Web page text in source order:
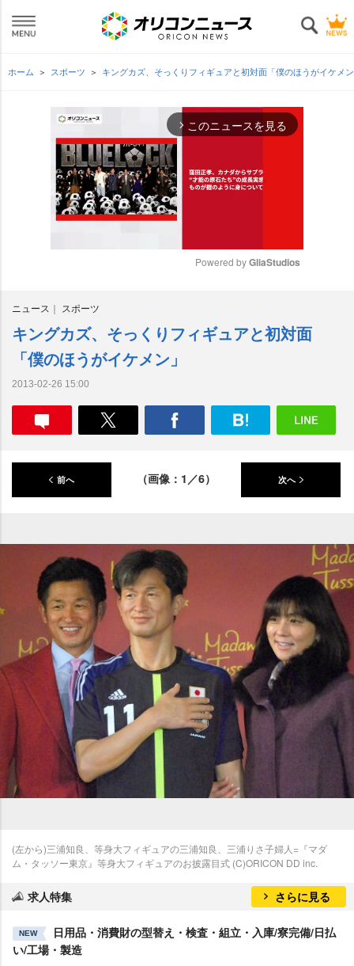
ホーム スポーツ キングカズ、そっくりフィギュアと初対面「僕のほうがイケメ
arrow_forward_ios このニュースを見る
e
Powered by GliaStudios
ニュース スポーツ
キングカズ、そっくりフィギュアと初対面
「僕のほうがイケメン」
2013-02-26 15:00
前へ （画像：1／6） 次へ
(左から)三浦知良、等身大フィギュアの三浦知良、三浦りさ子婦人=『マダ
ム・タッソー東京』等身大フィギュアのお披露目式 (C)ORICON DD inc.
求人特集 さらに見る
NEW
日用品・消費財の型替え・検査・組立・入庫/寮完備/日払
い/工場・製造